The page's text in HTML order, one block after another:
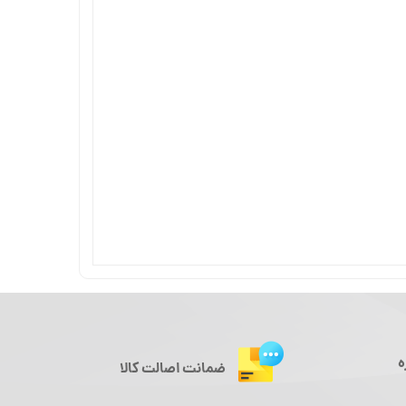
ضمانت اصالت کالا